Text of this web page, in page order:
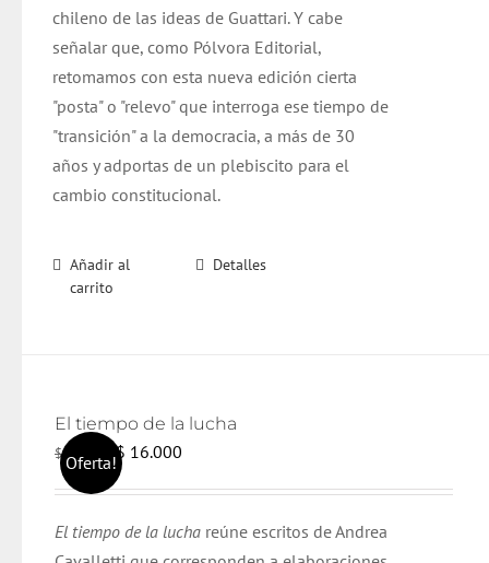
chileno de las ideas de Guattari. Y cabe
señalar que, como Pólvora Editorial,
retomamos con esta nueva edición cierta
"posta" o "relevo" que interroga ese tiempo de
"transición" a la democracia, a más de 30
años y adportas de un plebiscito para el
cambio constitucional.
Añadir al
carrito
Detalles
Oferta!
El tiempo de la lucha
$17.000
El
precio
era:
$ 16.000
es:
El tiempo de la lucha reúne escritos de Andrea